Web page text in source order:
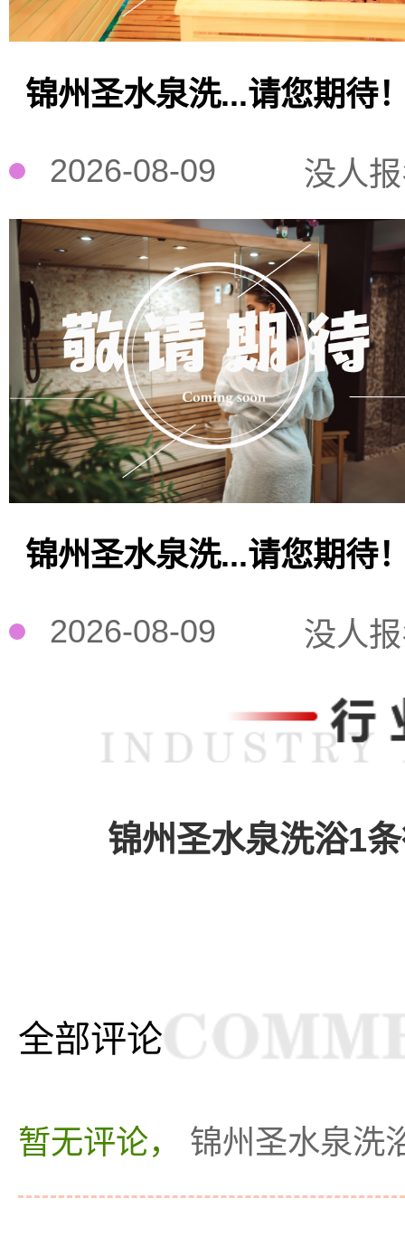
锦州圣水泉洗...请您期待
2026-08-09 没人
锦州圣水泉洗...请您期待
2026-08-09 没人
锦州圣水泉洗浴1
全部评论
暂无评论， 锦州圣水泉洗